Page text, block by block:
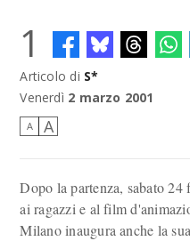
1
Articolo di S*
Venerdì 2 marzo 2001
A A
Dopo la partenza, sabato
ai ragazzi e al film
Milano inaugura anche la